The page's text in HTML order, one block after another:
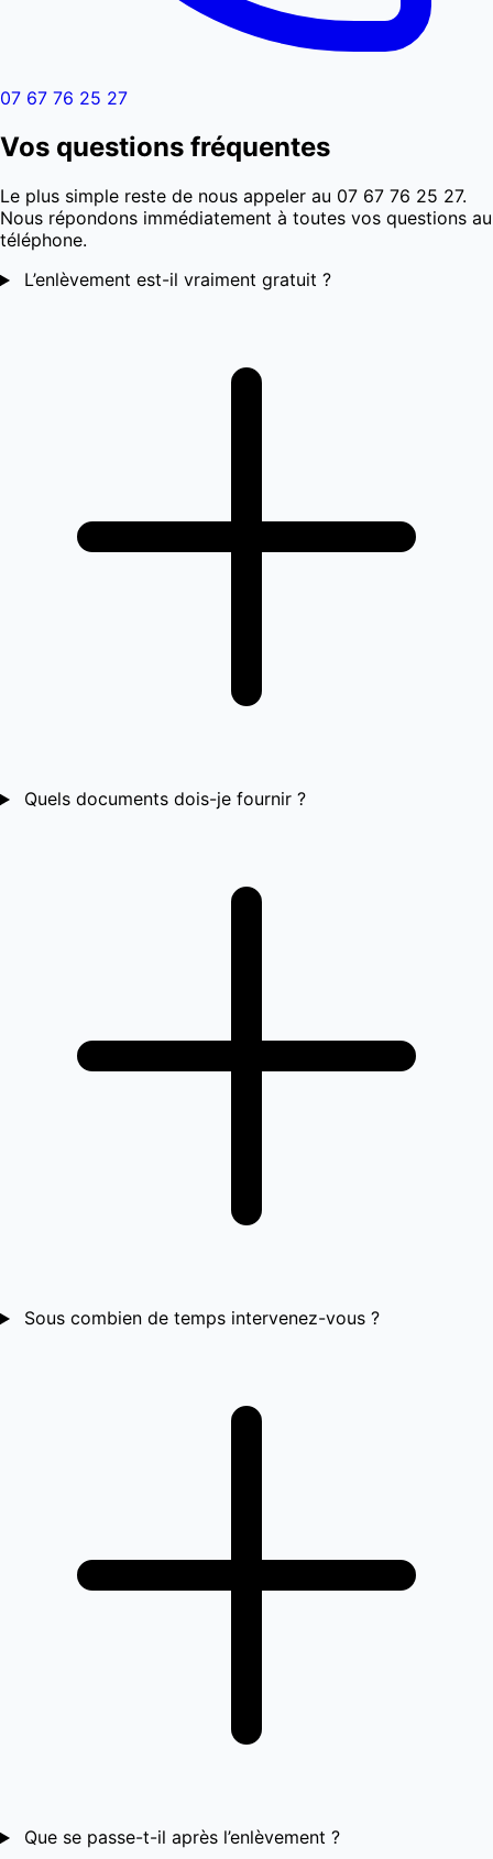
07 67 76 25 27
Vos questions fréquentes
Le plus simple reste de nous appeler au 07 67 76 25 27.
Nous répondons immédiatement à toutes vos questions au
téléphone.
L’enlèvement est-il vraiment gratuit ?
Quels documents dois-je fournir ?
Sous combien de temps intervenez-vous ?
Que se passe-t-il après l’enlèvement ?